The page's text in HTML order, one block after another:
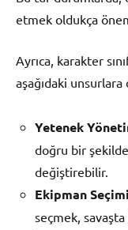
etmek oldukça
Ayrıca, karakter
aşağıdaki
Yetenek
doğru bir şekilde
değiştirebilir.
Ekipman
seçmek, savaşta